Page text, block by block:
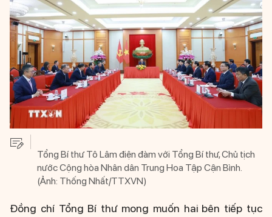
Tổng Bí thư Tô Lâm điện đàm với Tổng Bí thư, Chủ tịch
nước Cộng hòa Nhân dân Trung Hoa Tập Cận Bình.
(Ảnh: Thống Nhất/TTXVN)
Đồng chí Tổng Bí thư mong muốn hai bên tiếp tục